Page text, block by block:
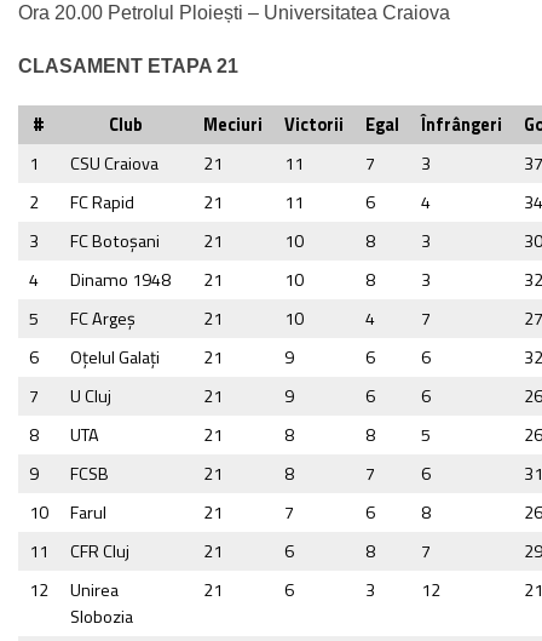
Ora 20.00 Petrolul Ploiești – Universitatea Craiova
CLASAMENT ETAPA 21
# Club Meciuri Victorii Egal Înfrângeri
1
CSU Craiova 21 11 7 3
2
FC Rapid 21 11 6 4
3
FC Botoşani 21 10 8 3
4
Dinamo 1948 21 10 8 3
5
FC Argeş 21 10 4 7
6
Oţelul Galaţi 21 9 6 6
7
U Cluj 21 9 6 6
8
UTA 21 8 8 5
9
FCSB 21 8 7 6
10
Farul 21 7 6 8
11
CFR Cluj 21 6 8 7
12
Unirea
Slobozia
21 6 3 12